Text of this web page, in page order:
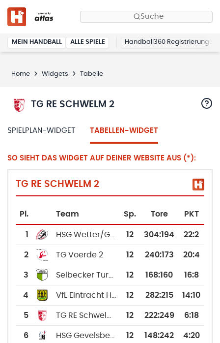
Suche
MEIN HANDBALL ALLE SPIELE Handball360 Registrierung
Home Widgets Tabelle
TG RE SCHWELM 2
SPIELPLAN-WIDGET TABELLEN-WIDGET
SO SIEHT DAS WIDGET AUF DEINER WEBSITE AUS (*):
TG RE SCHWELM 2
Pl. Team Sp. Tore PKT
1 12 304:194 22:2
2 TG Voerde 2 12 240:173 20:4
3 12 168:160 16:8
4 12 282:215 14:10
5 12 222:249 6:18
6 12 148:242 4:20